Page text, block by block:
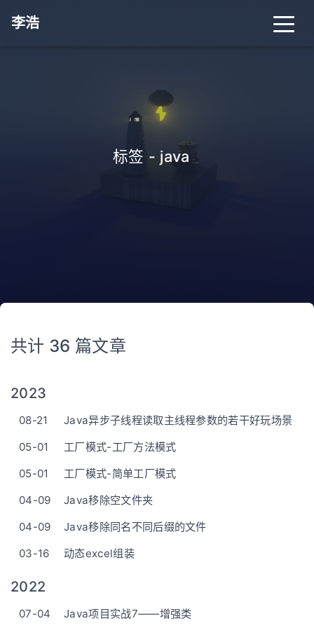
李浩
标签 - java_
共计 36 篇文章
2023
08-21
Java异步子线程读取主线程参数的若干好玩场景
05-01
工厂模式-工厂方法模式
05-01
工厂模式-简单工厂模式
04-09
Java移除空文件夹
04-09
Java移除同名不同后缀的文件
03-16
动态excel组装
2022
07-04 Java项目实战7——增强类